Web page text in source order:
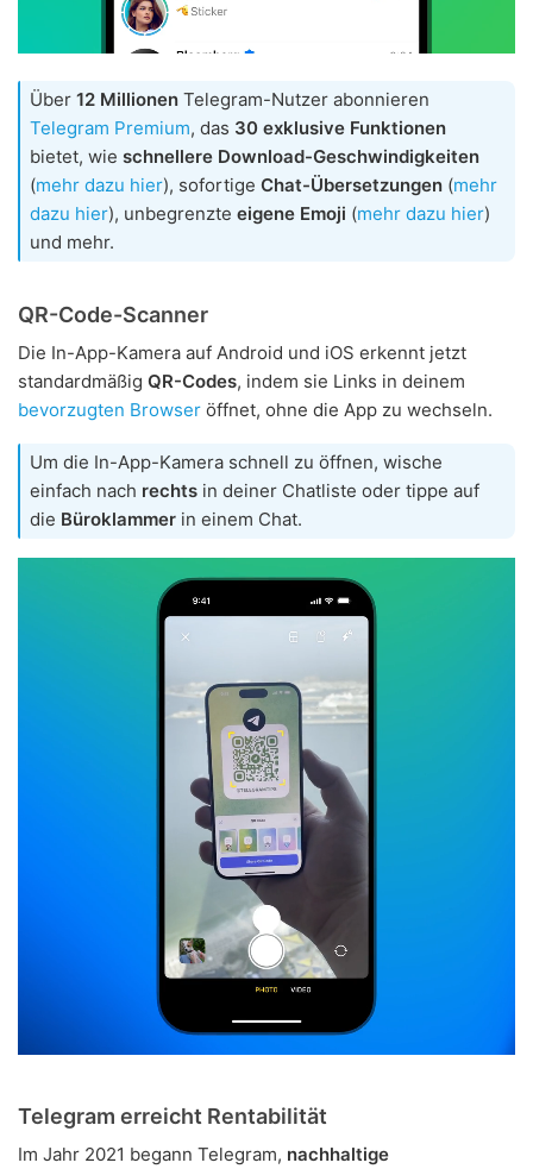
Über 12 Millionen Telegram-Nutzer abonnieren
Telegram Premium, das 30 exklusive Funktionen
bietet, wie schnellere Download-Geschwindigkeiten
(mehr dazu hier), sofortige Chat-Übersetzungen (mehr
dazu hier), unbegrenzte eigene Emoji (mehr dazu hier)
und mehr.
QR-Code-Scanner
Die In-App-Kamera auf Android und iOS erkennt jetzt
standardmäßig QR-Codes, indem sie Links in deinem
bevorzugten Browser öffnet, ohne die App zu wechseln.
Um die In-App-Kamera schnell zu öffnen, wische
einfach nach rechts in deiner Chatliste oder tippe auf
die Büroklammer in einem Chat.
Telegram erreicht Rentabilität
Im Jahr 2021 begann Telegram, nachhaltige